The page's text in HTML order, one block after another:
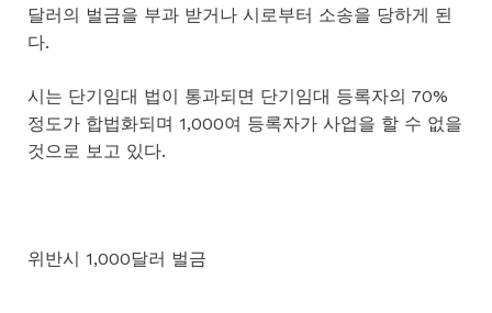
달러의 벌금을 부과 받거나 시로부터 소송을 당하게 된
다.
시는 단기임대 법이 통과되면 단기임대 등록자의 70%
정도가 합법화되며 1,000여 등록자가 사업을 할 수 없을
것으로 보고 있다.
위반시 1,000달러 벌금